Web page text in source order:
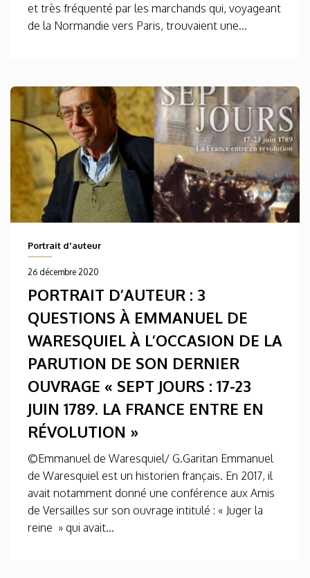
et très fréquenté par les marchands qui, voyageant
de la Normandie vers Paris, trouvaient une...
Portrait d'auteur
26 décembre 2020
PORTRAIT D’AUTEUR : 3
QUESTIONS À EMMANUEL DE
WARESQUIEL À L’OCCASION DE LA
PARUTION DE SON DERNIER
OUVRAGE « SEPT JOURS : 17-23
JUIN 1789. LA FRANCE ENTRE EN
RÉVOLUTION »
©Emmanuel de Waresquiel/ G.Garitan Emmanuel
de Waresquiel est un historien français. En 2017, il
avait notamment donné une conférence aux Amis
de Versailles sur son ouvrage intitulé : « Juger la
reine » qui avait...